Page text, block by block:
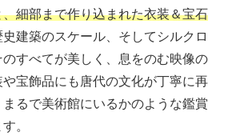
細部まで作り込まれた衣装＆宝石
建築のスケール、そしてシルクロ
すべてが美しく、息をのむ映像の
宝飾品にも唐代の文化が丁寧に再
るで美術館にいるかのような鑑賞
。